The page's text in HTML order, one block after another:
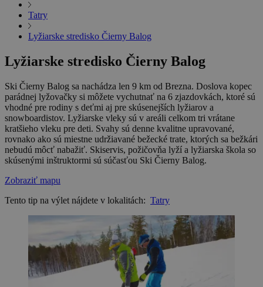
Tatry
Lyžiarske stredisko Čierny Balog
Lyžiarske stredisko Čierny Balog
Ski Čierny Balog sa nachádza len 9 km od Brezna. Doslova kopec
parádnej lyžovačky si môžete vychutnať na 6 zjazdovkách, ktoré sú
vhodné pre rodiny s deťmi aj pre skúsenejších lyžiarov a
snowboardistov. Lyžiarske vleky sú v areáli celkom tri vrátane
kratšieho vleku pre deti. Svahy sú denne kvalitne upravované,
rovnako ako sú miestne udržiavané bežecké trate, ktorých sa bežkári
nebudú môcť nabažiť. Skiservis, požičovňa lyží a lyžiarska škola so
skúsenými inštruktormi sú súčasťou Ski Čierny Balog.
Zobraziť mapu
Tento tip na výlet nájdete v lokalitách: Tatry